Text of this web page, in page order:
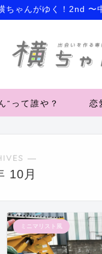
ちゃんがゆく！2nd
”って誰や？ 恋
―
10月
ミニマリスト風